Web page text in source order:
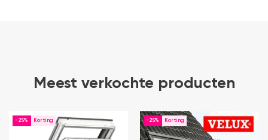
Meest verkochte producten
-25% -25%